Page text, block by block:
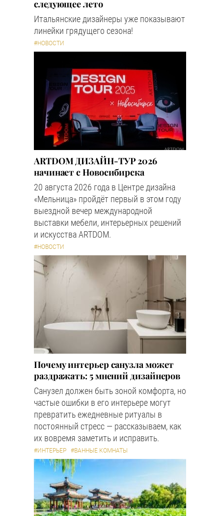
следующее лето
Итальянские дизайнеры уже показывают
линейки грядущего сезона!
#НОВОСТИ
ARTDOM ДИЗАЙН-ТУР 2026
начинает с Новосибирска
20 августа 2026 года в Центре дизайна
«Мельница» пройдёт первый в этом году
выездной вечер международной
выставки мебели, интерьерных решений
и искусства ARTDOM.
#НОВОСТИ
Почему интерьер санузла может
раздражать: 5 мнений дизайнеров
Санузел должен быть зоной комфорта, но
частые ошибки в его интерьере могут
превратить ежедневные ритуалы в
постоянный стресс — рассказываем, как
их вовремя заметить и исправить.
#ИНТЕРЬЕР #ВАННЫЕ КОМНАТЫ